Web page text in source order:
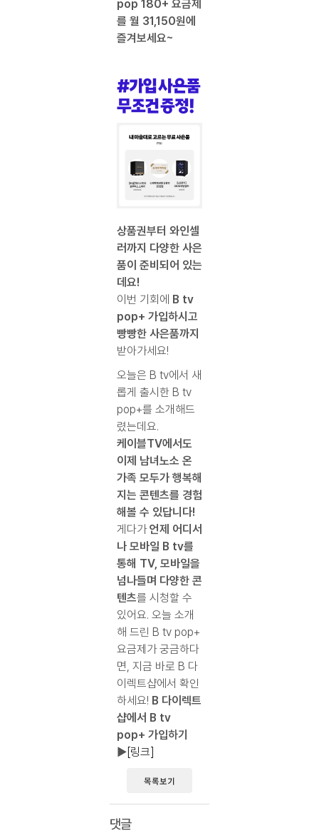
pop 180+ 요금제
를 월 31,150원에
즐겨보세요~
#가입 사은품
무조건 증정!
상품권부터 와인셀
러까지 다양한 사은
품이 준비되어 있는
데요!
이번 기회에
B tv
pop+ 가입하시고
빵빵한 사은품까지
받아가세요!
오늘은 B tv에서 새
롭게 출시한 B tv
pop+를 소개해드
렸는데요.
케이블TV에서도
이제 남녀노소 온
가족 모두가 행복해
지는 콘텐츠를 경험
해볼 수 있답니다!
게다가언제 어디서
나 모바일 B tv를
통해 TV, 모바일을
넘나들며 다양한 콘
텐츠를 시청할 수
있어요. 오늘 소개
해 드린 B tv pop+
요금제가 궁금하다
면, 지금 바로 B 다
이렉트샵에서 확인
하세요! B 다이렉트
샵에서 B tv
pop+ 가입하기
▶ [링크]
목록보기
댓글